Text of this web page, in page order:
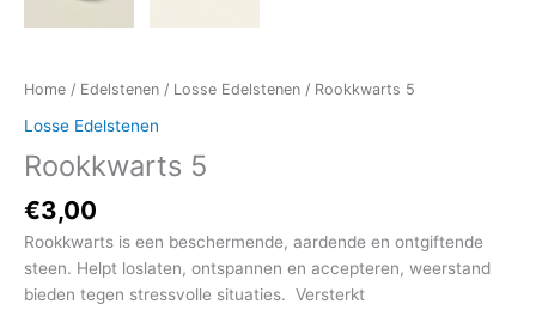
Home / Edelstenen / Losse Edelstenen / Rookkwarts 5
Losse Edelstenen
Rookkwarts 5
€3,00
Rookkwarts is een beschermende, aardende en ontgiftende
steen. Helpt loslaten, ontspannen en accepteren, weerstand
bieden tegen stressvolle situaties. Versterkt